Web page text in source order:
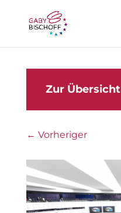
Zur Übersicht
← Vorheriger